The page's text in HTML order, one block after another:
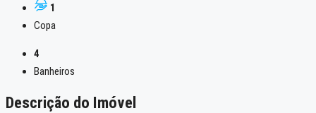
1
Copa
4
Banheiros
Descrição do Imóvel